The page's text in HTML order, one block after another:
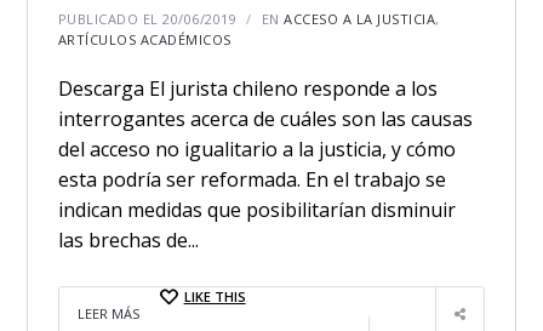
PUBLICADO EL 20/06/2019 ENACCESO A LA JUSTICIA,
ARTÍCULOS ACADÉMICOS
Descarga El jurista chileno responde a los
interrogantes acerca de cuáles son las causas
del acceso no igualitario a la justicia, y cómo
esta podría ser reformada. En el trabajo se
indican medidas que posibilitarían disminuir
las brechas de...
LEER MÁS
LIKE THIS